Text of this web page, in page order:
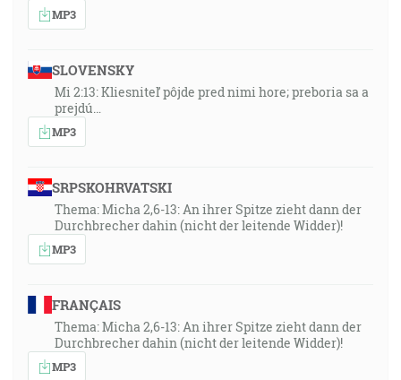
MP3
SLOVENSKY
Mi 2:13: Kliesniteľ pôjde pred nimi hore; preboria sa a
prejdú…
MP3
SRPSKOHRVATSKI
Thema: Micha 2,6-13: An ihrer Spitze zieht dann der
Durchbrecher dahin (nicht der leitende Widder)!
MP3
FRANÇAIS
Thema: Micha 2,6-13: An ihrer Spitze zieht dann der
Durchbrecher dahin (nicht der leitende Widder)!
MP3